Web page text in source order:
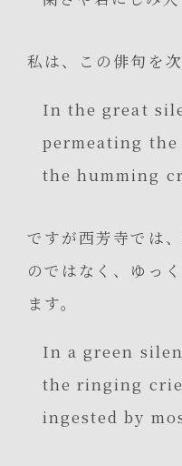
私は、この俳句を
In the great
permeating
the humming
ですが西芳寺では
のではなく、ゆっ
ます。
In a green
the ringing
ingested by